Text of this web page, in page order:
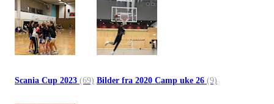
Scania Cup 2023 (69) Bilder fra 2020 Camp uke 26 (9)